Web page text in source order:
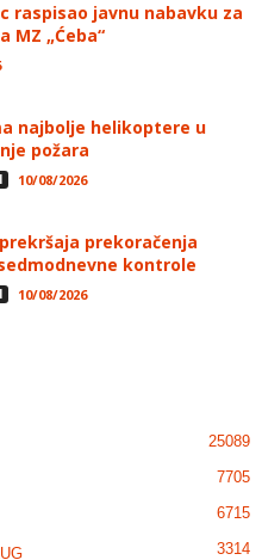
raspisao javnu nabavku za
MZ „Ćeba“
najbolje helikoptere u
požara
10/08/2026
prekoračenja
kontrole
10/08/2026
25089
7705
6715
3314